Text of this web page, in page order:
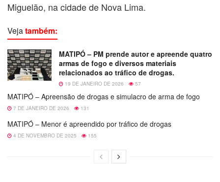
Miguelão, na cidade de Nova Lima.
Vejatambém:
MATIPÓ – PM prende autor e apreende quatro
armas de fogo e diversos materiais
relacionados ao tráfico de drogas.
19 DE JANEIRO DE 2026 57
MATIPÓ – Apreensão de drogas e simulacro de arma de fogo
7 DE JANEIRO DE 2026 131
MATIPÓ – Menor é apreendido por tráfico de drogas
4 DE NOVEMBRO DE 2025 155